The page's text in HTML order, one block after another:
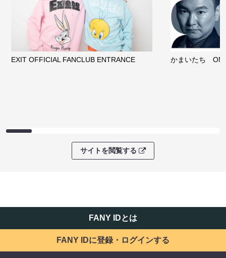
EXIT OFFICIAL FANCLUB ENTRANCE かまいたち
サイトを閲覧する
FANY IDとは
FANY IDに登録・ログインする